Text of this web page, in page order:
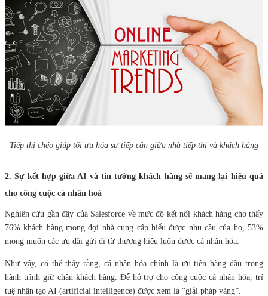
Tiếp thị chéo giúp tối ưu hóa sự tiếp cận giữa nhà tiếp thị và khách hàng
2. Sự kết hợp giữa AI và tin tưởng khách hàng sẽ mang lại hiệu quả
cho công cuộc cá nhân hoá
Nghiên cứu gần đây của Salesforce về mức độ kết nối khách hàng cho thấy
76% khách hàng mong đợi nhà cung cấp hiểu được nhu cầu của họ, 53%
mong muốn các ưu đãi gửi đi từ thương hiệu luôn được cá nhân hóa.
Như vậy, có thể thấy rằng, cá nhân hóa chính là ưu tiên hàng đầu trong
hành trình giữ chân khách hàng. Để hỗ trợ cho công cuộc cá nhân hóa, trí
tuệ nhân tạo AI (artificial intelligence) được xem là “giải pháp vàng”.